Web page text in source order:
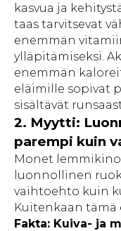
kasvua ja
taas tarvitsevat
enemmän
ylläpitämiseksi.
enemmän
eläimille sopivat
sisältävät
2. Myytti:
parempi kuin
Monet
luonnollinen
vaihtoehto kuin
Kuitenkaan tämä
Fakta: Kuiva- ja